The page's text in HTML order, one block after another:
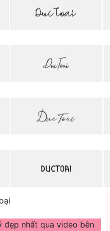
đẹp nhất qua video bên